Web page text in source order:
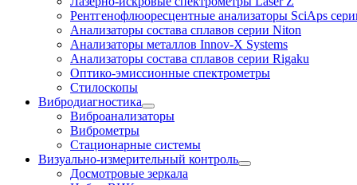
Рентгенофлюоресцентные анализаторы SciAps
Анализаторы состава сплавов серии Niton
Анализаторы металлов Innov-X Systems
Анализаторы состава сплавов серии Rigaku
Оптико-эмиссионные спектрометры
Стилоскопы
Вибродиагностика
Виброанализаторы
Виброметры
Стационарные системы
Визуально-измерительный контроль
Досмотровые зеркала